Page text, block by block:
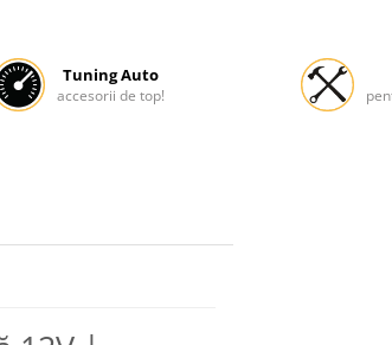
Tuning Auto
accesorii de top!